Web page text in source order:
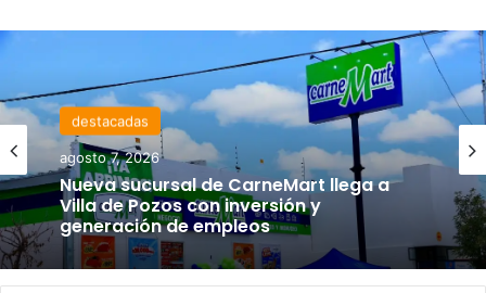
destacadas
agosto 7, 2026
Nueva sucursal de CarneMart llega a
Villa de Pozos con inversión y
generación de empleos